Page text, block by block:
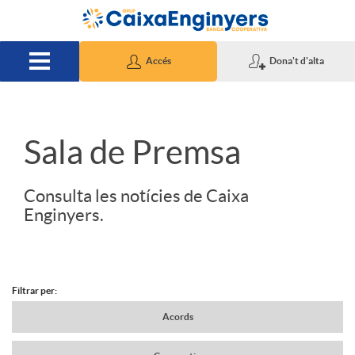
Salta al contingut principal
Accés Dona't d'alta
S
d
Sala de Premsa
Consulta les notícies de Caixa
Enginyers.
N
Filtrar per:
Acords